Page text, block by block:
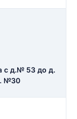
с д.№ 53 до д.
№30